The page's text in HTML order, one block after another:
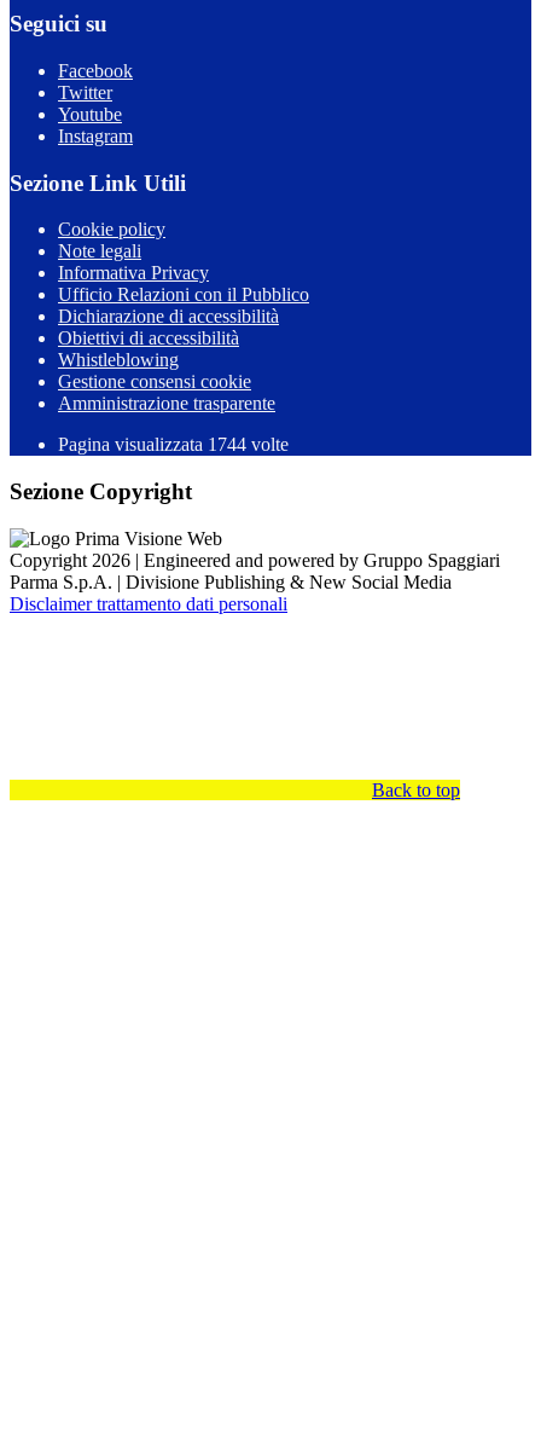
Seguici su
Facebook
Twitter
Youtube
Instagram
Sezione Link Utili
Cookie policy
Note legali
Informativa Privacy
Ufficio Relazioni con il Pubblico
Dichiarazione di accessibilità
Obiettivi di accessibilità
Whistleblowing
Gestione consensi cookie
Amministrazione trasparente
Pagina visualizzata 1744 volte
Sezione Copyright
Copyright 2026 | Engineered and powered by Gruppo Spaggiari
Parma S.p.A. | Divisione Publishing & New Social Media
Disclaimer trattamento dati personali
Back to top